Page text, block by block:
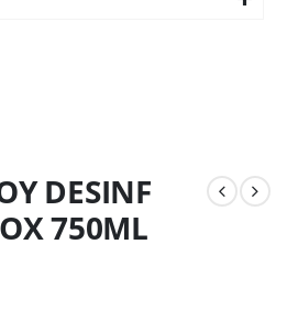
DESINF
750ML